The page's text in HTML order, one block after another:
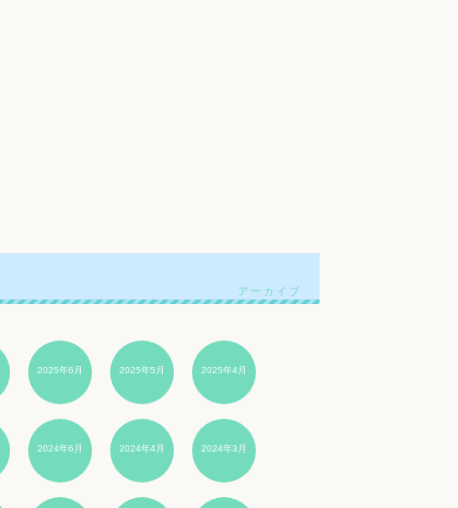
2025年6月 2025年5月 2025年4月
2024年6月 2024年4月 2024年3月